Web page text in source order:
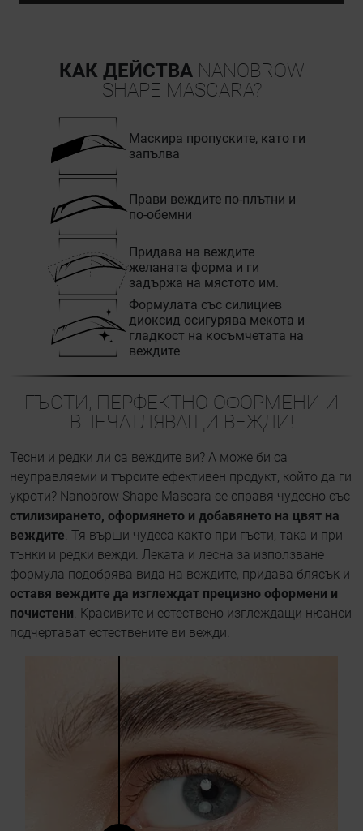
КАК ДЕЙСТВАNANOBROW
SHAPE MASCARA?
Маскира пропуските, като ги
запълва
Прави веждите по-плътни и
по-обемни
Придава на веждите
желаната форма и ги
задържа на мястото им.
Формулата със силициев
диоксид осигурява мекота и
гладкост на косъмчетата на
веждите
ГЪСТИ, ПЕРФЕКТНО ОФОРМЕНИ И
ВПЕЧАТЛЯВАЩИ ВЕЖДИ!
Тесни и редки ли са веждите ви? А може би са
неуправляеми и търсите ефективен продукт, който да ги
укроти? Nanobrow Shape Mascara се справя чудесно със
стилизирането, оформянето и добавянето на цвят на
веждите. Тя върши чудеса както при гъсти, така и при
тънки и редки вежди. Леката и лесна за използване
формула подобрява вида на веждите, придава блясък и
оставя веждите да изглеждат прецизно оформени и
почистени. Красивите и естествено изглеждащи нюанси
подчертават естествените ви вежди.